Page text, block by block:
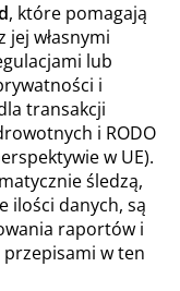
, które pomagają
jej własnymi
lub
i
transakcji
i RODO
w UE).
śledzą,
ilości danych, są
raportów i
w ten